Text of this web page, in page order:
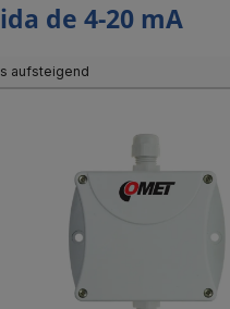
de 4-20 mA